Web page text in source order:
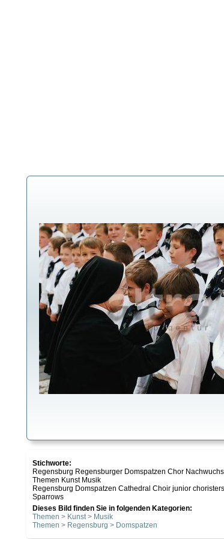
Stichworte:
Regensburg Regensburger Domspatzen Chor
Themen Kunst Musik
Regensburg Domspatzen Cathedral Choir junior
Sparrows
Dieses Bild finden Sie in folgenden Kategorien:
Themen > Kunst > Musik
Themen > Regensburg > Domspatzen